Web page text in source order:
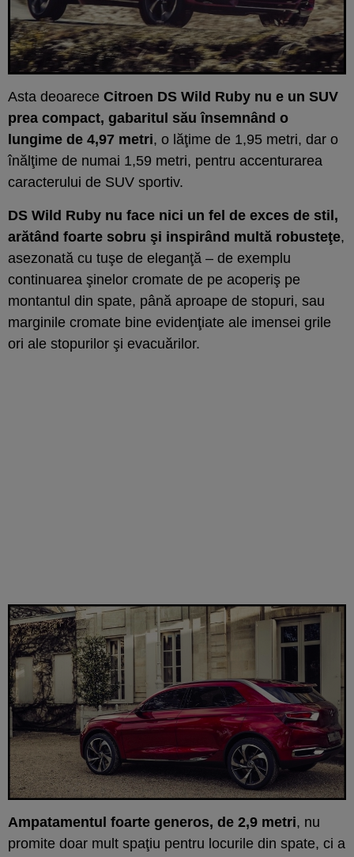
Asta deoarece Citroen DS Wild Ruby nu e un SUV
prea compact, gabaritul său însemnând o
lungime de 4,97 metri, o lăţime de 1,95 metri, dar o
înălţime de numai 1,59 metri, pentru accenturarea
caracterului de SUV sportiv.
DS Wild Ruby nu face nici un fel de exces de stil,
arătând foarte sobru şi inspirând multă robusteţe,
asezonată cu tuşe de eleganţă – de exemplu
continuarea şinelor cromate de pe acoperiş pe
montantul din spate, până aproape de stopuri, sau
marginile cromate bine evidenţiate ale imensei grile
ori ale stopurilor şi evacuărilor.
Ampatamentul foarte generos, de 2,9 metri, nu
promite doar mult spaţiu pentru locurile din spate, ci a